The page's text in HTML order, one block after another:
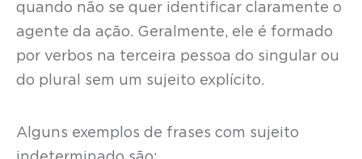
quando não se quer identificar claramente o
agente da ação. Geralmente, ele é formado
por verbos na terceira pessoa do singular ou
do plural sem um sujeito explícito.
Alguns exemplos de frases com sujeito